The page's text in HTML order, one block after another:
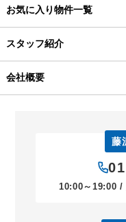
お気に入り物件一覧
スタッフ紹介
会社概要
藤
10:00～19:00 /